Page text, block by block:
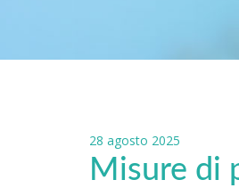
28 agosto 2025
Misure di